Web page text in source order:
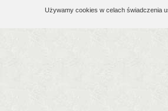
Używamy cookies w celach świadczenia